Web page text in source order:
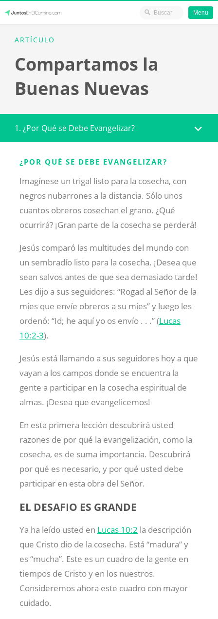
content
JuntosEnElCamino.com
Menu
ARTÍCULO
Compartamos la
Buenas Nuevas
1. ¿Por Qué se Debe Evangelizar?
¿POR QUÉ SE DEBE EVANGELIZAR?
Imagínese un trigal listo para la cosecha, con
negros nubarrones a la distancia. Sólo unos
cuantos obreros cosechan el grano. ¿Qué
ocurrirá? ¡Gran parte de la cosecha se perderá!
Jesús comparó las multitudes del mundo con
un sembradío listo para la cosecha. ¡Desea que
sean salvos antes de que sea demasiado tarde!
Les dijo a sus seguidores: “Rogad al Señor de la
mies que envíe obreros a su mies” y luego les
ordenó: “Id; he aquí yo os envío . . .” (Lucas
10:2-3).
Jesús está llamando a sus seguidores hoy a que
vayan a los campos donde se encuentra la
gente a participar en la cosecha espiritual de
almas. ¡Desea que evangelicemos!
En esta primera lección descubrirá usted
razones de por qué la evangelización, como la
cosecha, es de suma importancia. Descubrirá
por qué es necesario, y por qué usted debe
participar en esta obra del Señor.
EL DESAFIO ES GRANDE
Ya ha leído usted en Lucas 10:2 la descripción
que Cristo dio de la cosecha. Está “madura” y
es “mucha”. Este es un cuadro de la gente en
tiempos de Cristo y en los nuestros.
Consideremos ahora este cuadro con mayor
cuidado.